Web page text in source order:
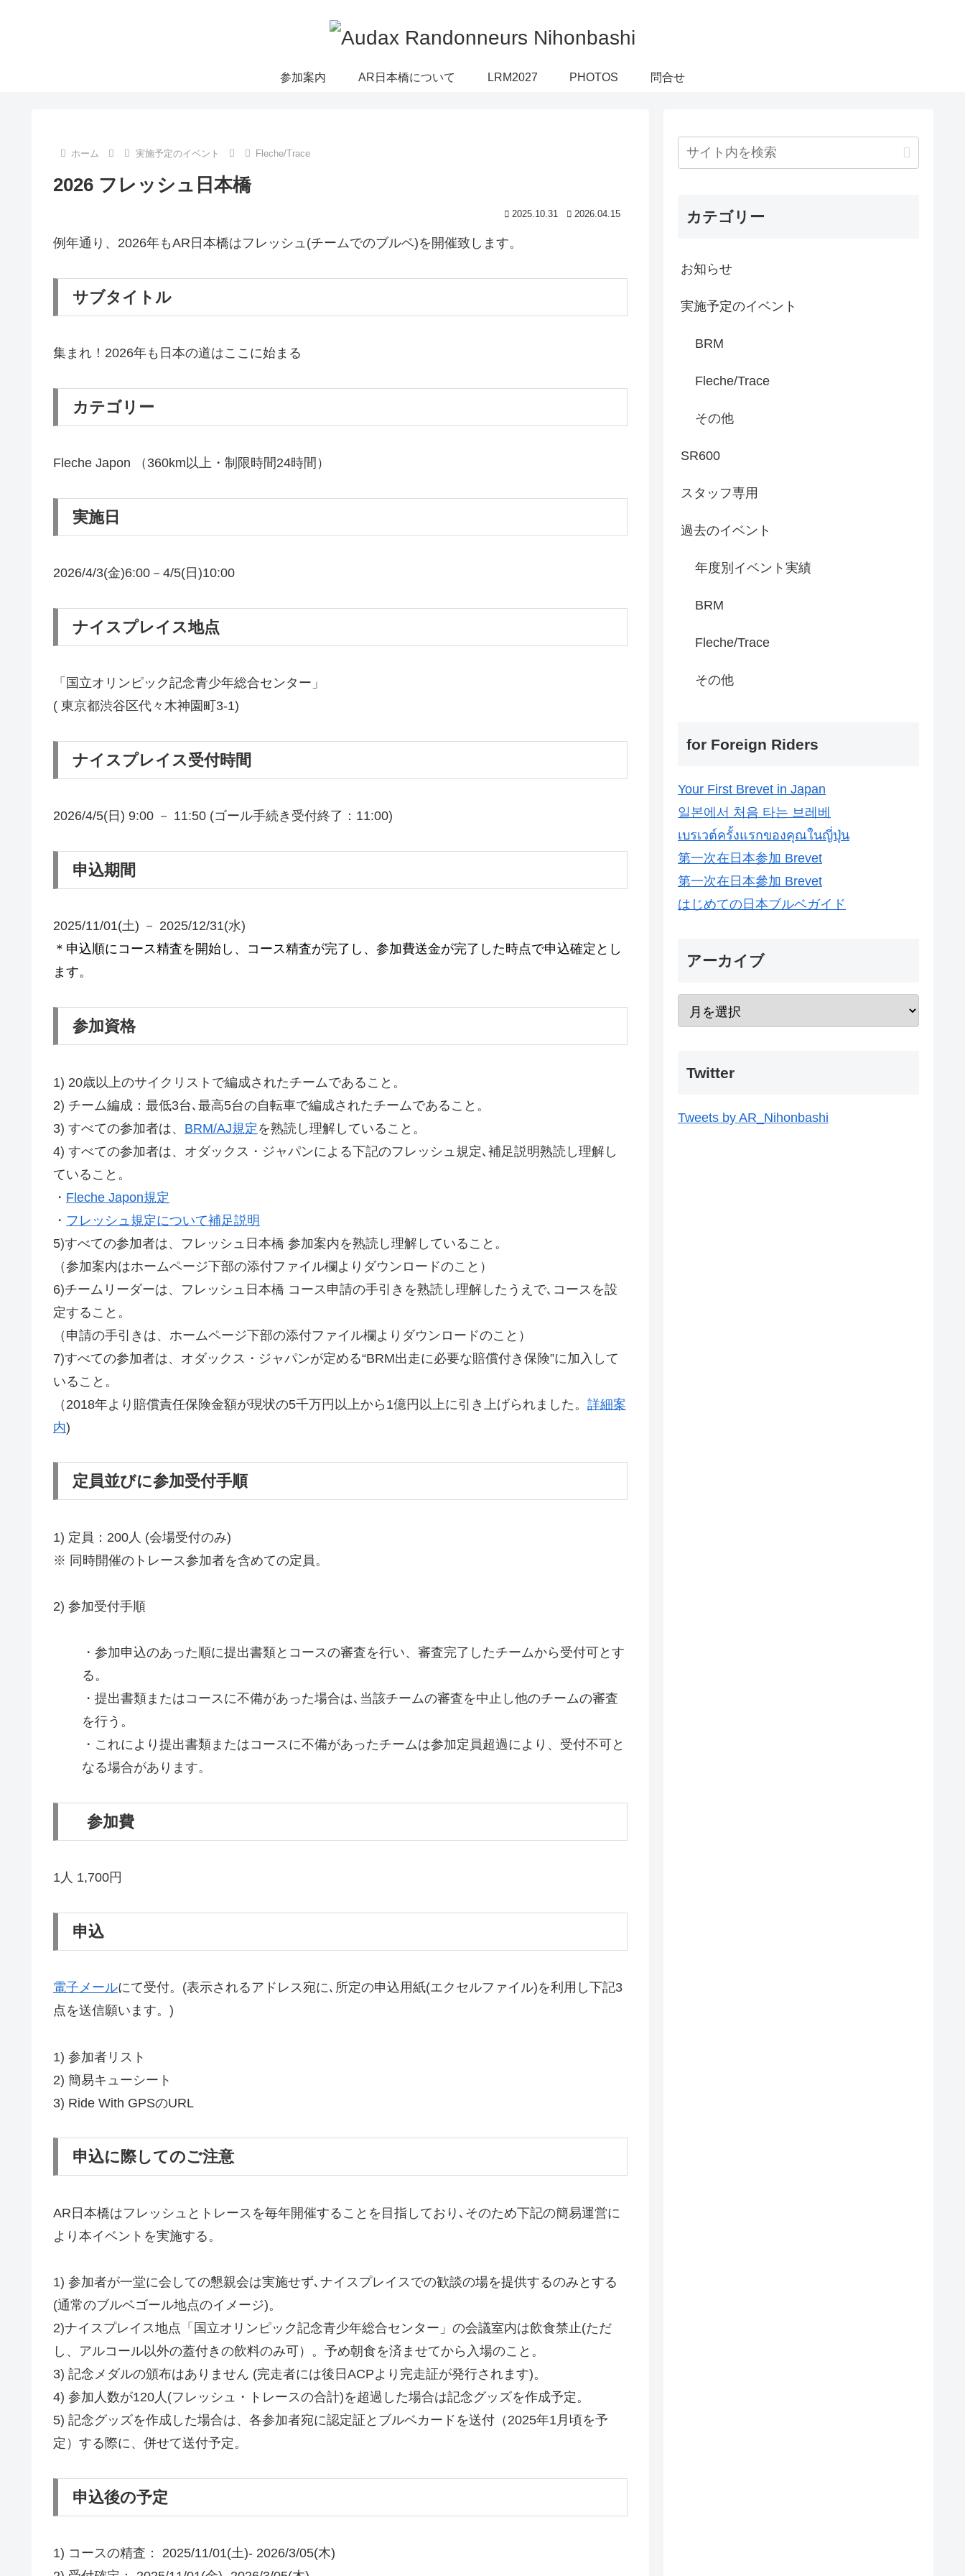
参加案内 AR日本橋について LRM2027 PHOTOS 問合せ
ホーム 実施予定のイベント Fleche/Trace
2026 フレッシュ日本橋
2025.10.31 2026.04.15
例年通り、2026年もAR日本橋はフレッシュ(チームでのブルベ)を開催致します。
サブタイトル
集まれ！2026年も日本の道はここに始まる
カテゴリー
Fleche Japon （360km以上・制限時間24時間）
実施日
2026/4/3(金)6:00－4/5(日)10:00
ナイスプレイス地点
「国立オリンピック記念青少年総合センター」
( 東京都渋谷区代々木神園町3-1)
ナイスプレイス受付時間
2026/4/5(日) 9:00 － 11:50 (ゴール手続き受付終了：11:00)
申込期間
2025/11/01(土) － 2025/12/31(水)
＊申込順にコース精査を開始し、コース精査が完了し、参加費送金が完了した時点で申込確定とし
ます。
参加資格
1) 20歳以上のサイクリストで編成されたチームであること。
2) チーム編成：最低3台､最高5台の自転車で編成されたチームであること。
3) すべての参加者は、 BRM/AJ規定 を熟読し理解していること。
4) すべての参加者は、オダックス・ジャパンによる下記のフレッシュ規定､補足説明熟読し理解し
ていること。
・ Fleche Japon規定
・ フレッシュ規定について補足説明
5)すべての参加者は、フレッシュ日本橋 参加案内を熟読し理解していること。
（参加案内はホームページ下部の添付ファイル欄よりダウンロードのこと）
6)チームリーダーは、フレッシュ日本橋 コース申請の手引きを熟読し理解したうえで､コースを設
定すること。
（申請の手引きは、ホームページ下部の添付ファイル欄よりダウンロードのこと）
7)すべての参加者は、オダックス・ジャパンが定める“BRM出走に必要な賠償付き保険”に加入して
いること。
（2018年より賠償責任保険金額が現状の5千万円以上から1億円以上に引き上げられました。 詳細案
内)
定員並びに参加受付手順
1) 定員：200人 (会場受付のみ)
※ 同時開催のトレース参加者を含めての定員。
2) 参加受付手順
・参加申込のあった順に提出書類とコースの審査を行い、審査完了したチームから受付可とす
る。
・提出書類またはコースに不備があった場合は､当該チームの審査を中止し他のチームの審査
を行う。
・これにより提出書類またはコースに不備があったチームは参加定員超過により、受付不可と
なる場合があります。
参加費
1人 1,700円
申込
電子メールにて受付。(表示されるアドレス宛に､所定の申込用紙(エクセルファイル)を利用し下記3
点を送信願います。)
1) 参加者リスト
2) 簡易キューシート
3) Ride With GPSのURL
申込に際してのご注意
AR日本橋はフレッシュとトレースを毎年開催することを目指しており､そのため下記の簡易運営に
より本イベントを実施する。
1) 参加者が一堂に会しての懇親会は実施せず､ナイスプレイスでの歓談の場を提供するのみとする
(通常のブルベゴール地点のイメージ)。
2)ナイスプレイス地点「国立オリンピック記念青少年総合センター」の会議室内は飲食禁止(ただ
し、アルコール以外の蓋付きの飲料のみ可）。予め朝食を済ませてから入場のこと。
3) 記念メダルの頒布はありません (完走者には後日ACPより完走証が発行されます)。
4) 参加人数が120人(フレッシュ・トレースの合計)を超過した場合は記念グッズを作成予定。
5) 記念グッズを作成した場合は、各参加者宛に認定証とブルベカードを送付（2025年1月頃を予
定）する際に、併せて送付予定。
申込後の予定
1) コースの精査： 2025/11/01(土)- 2026/3/05(木)
カテゴリー
お知らせ
実施予定のイベント
BRM
Fleche/Trace
その他
SR600
スタッフ専用
過去のイベント
年度別イベント実績
BRM
Fleche/Trace
その他
for Foreign Riders
Your First Brevet in Japan
일본에서 처음 타는 브레베
เบรเวต์ครั้งแรกของคุณในญี่ปุ่น
第一次在日本参加 Brevet
第一次在日本參加 Brevet
はじめての日本ブルベガイド
アーカイブ
Twitter
Tweets by AR_Nihonbashi